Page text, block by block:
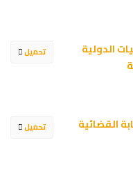
تحميل
الدولية
تحميل القضائية